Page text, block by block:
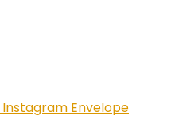
Instagram Envelope